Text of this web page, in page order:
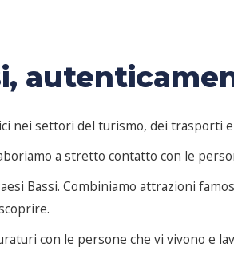
nei settori del turismo, dei trasporti e
a stretto contatto con le
Bassi. Combiniamo attrazioni
con le persone che vi vivono e